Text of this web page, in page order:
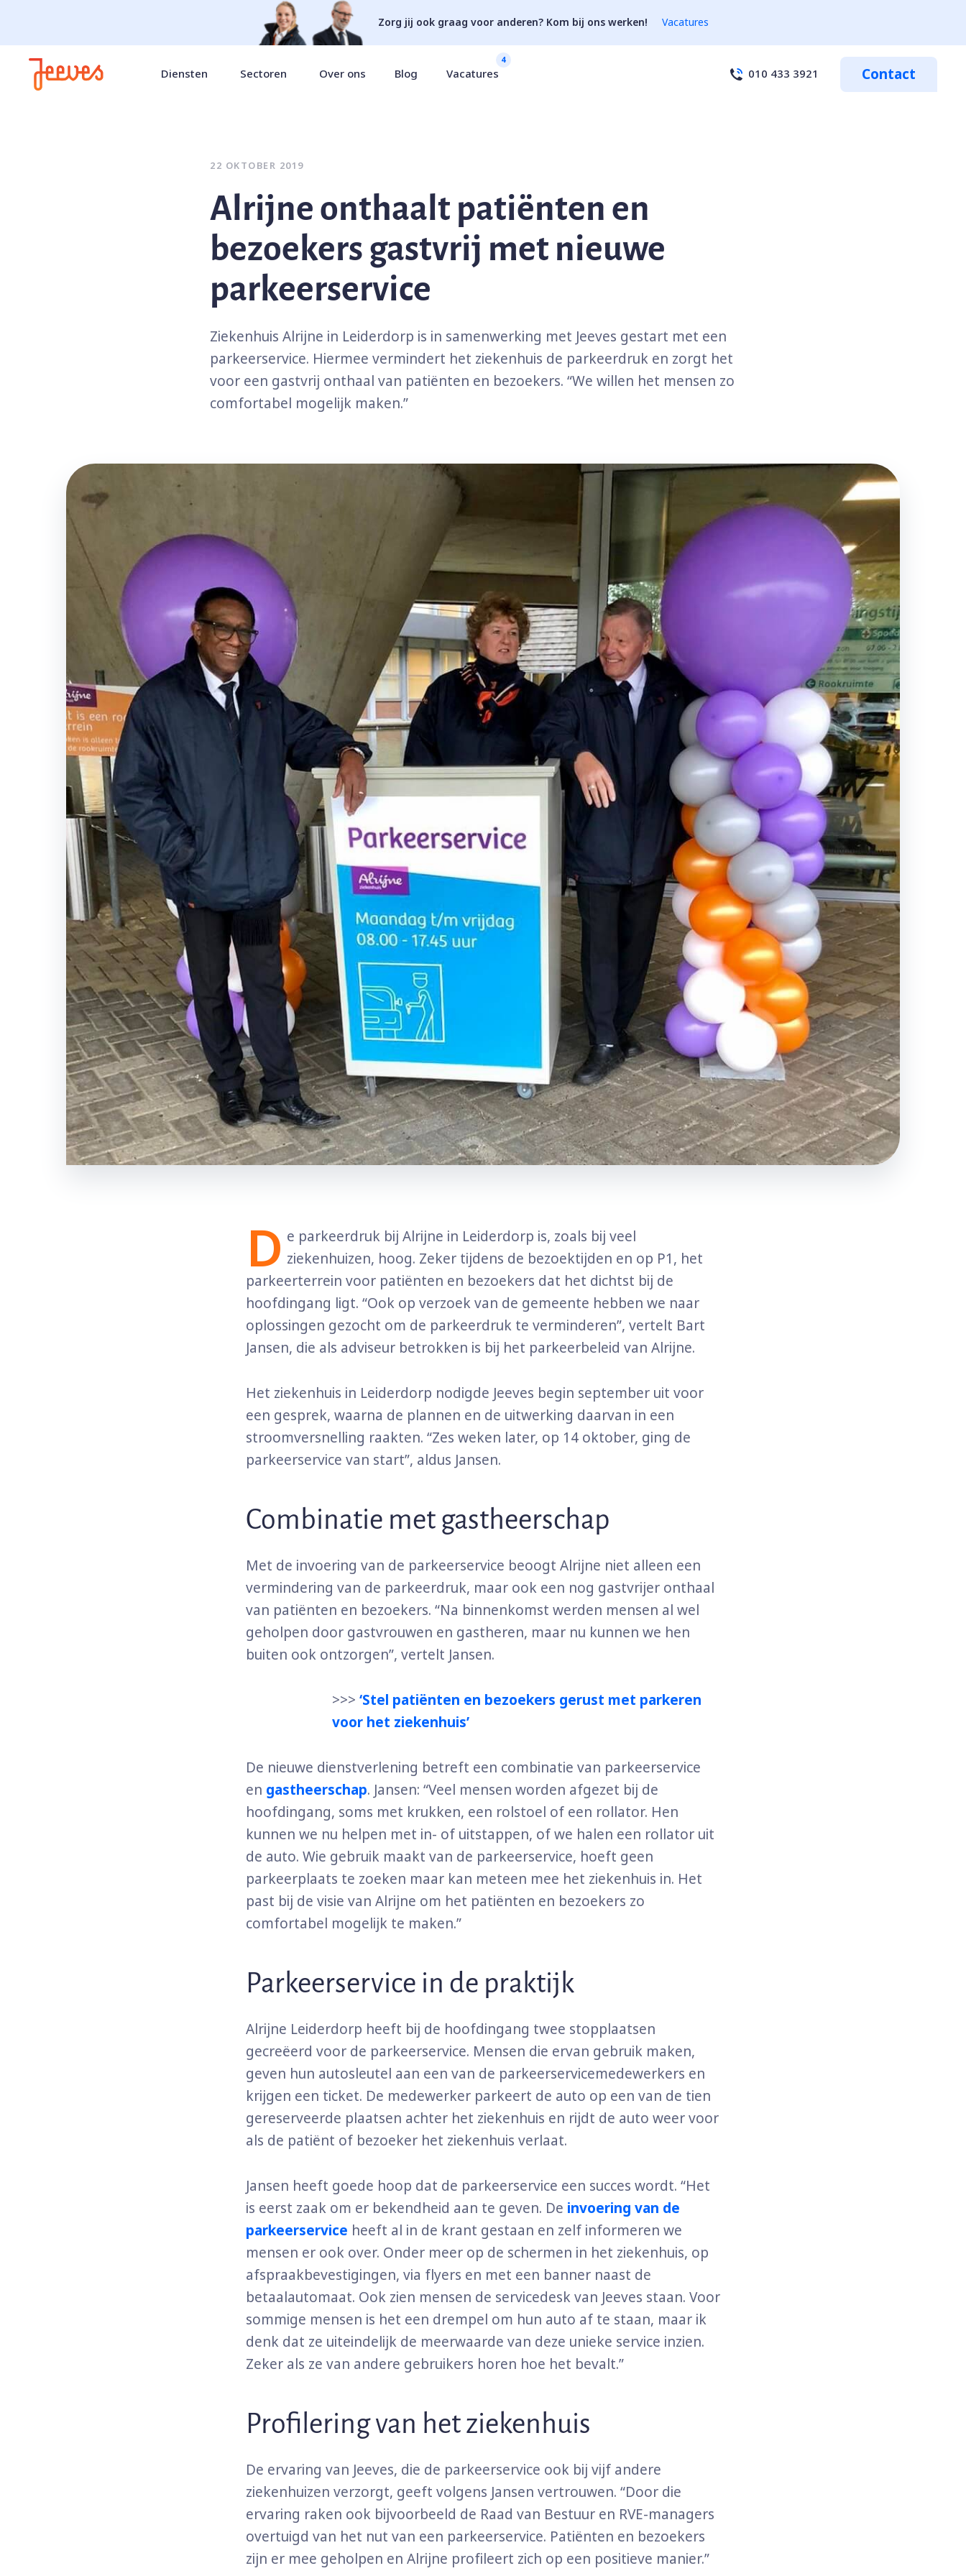
Zorg jij ook graag voor anderen? Kom bij ons werken! Vacatures
Diensten Sectoren Over ons Blog Vacatures
4
010 433 3921 Contact
22 OKTOBER 2019
Alrijne onthaalt patiënten en
bezoekers gastvrij met nieuwe
parkeerservice
Ziekenhuis Alrijne in Leiderdorp is in samenwerking met Jeeves gestart met een
parkeerservice. Hiermee vermindert het ziekenhuis de parkeerdruk en zorgt het
voor een gastvrij onthaal van patiënten en bezoekers. “We willen het mensen zo
comfortabel mogelijk maken.”
D e parkeerdruk bij Alrijne in Leiderdorp is, zoals bij veel
ziekenhuizen, hoog. Zeker tijdens de bezoektijden en op P1, het
parkeerterrein voor patiënten en bezoekers dat het dichtst bij de
hoofdingang ligt. “Ook op verzoek van de gemeente hebben we naar
oplossingen gezocht om de parkeerdruk te verminderen”, vertelt Bart
Jansen, die als adviseur betrokken is bij het parkeerbeleid van Alrijne.
Het ziekenhuis in Leiderdorp nodigde Jeeves begin september uit voor
een gesprek, waarna de plannen en de uitwerking daarvan in een
stroomversnelling raakten. “Zes weken later, op 14 oktober, ging de
parkeerservice van start”, aldus Jansen.
Combinatie met gastheerschap
Met de invoering van de parkeerservice beoogt Alrijne niet alleen een
vermindering van de parkeerdruk, maar ook een nog gastvrijer onthaal
van patiënten en bezoekers. “Na binnenkomst werden mensen al wel
geholpen door gastvrouwen en gastheren, maar nu kunnen we hen
buiten ook ontzorgen”, vertelt Jansen.
>>> ‘Stel patiënten en bezoekers gerust met parkeren
voor het ziekenhuis’
De nieuwe dienstverlening betreft een combinatie van parkeerservice
en gastheerschap. Jansen: “Veel mensen worden afgezet bij de
hoofdingang, soms met krukken, een rolstoel of een rollator. Hen
kunnen we nu helpen met in- of uitstappen, of we halen een rollator uit
de auto. Wie gebruik maakt van de parkeerservice, hoeft geen
parkeerplaats te zoeken maar kan meteen mee het ziekenhuis in. Het
past bij de visie van Alrijne om het patiënten en bezoekers zo
comfortabel mogelijk te maken.”
Parkeerservice in de praktijk
Alrijne Leiderdorp heeft bij de hoofdingang twee stopplaatsen
gecreëerd voor de parkeerservice. Mensen die ervan gebruik maken,
geven hun autosleutel aan een van de parkeerservicemedewerkers en
krijgen een ticket. De medewerker parkeert de auto op een van de tien
gereserveerde plaatsen achter het ziekenhuis en rijdt de auto weer voor
als de patiënt of bezoeker het ziekenhuis verlaat.
Jansen heeft goede hoop dat de parkeerservice een succes wordt. “Het
is eerst zaak om er bekendheid aan te geven. De invoering van de
parkeerservice heeft al in de krant gestaan en zelf informeren we
mensen er ook over. Onder meer op de schermen in het ziekenhuis, op
afspraakbevestigingen, via flyers en met een banner naast de
betaalautomaat. Ook zien mensen de servicedesk van Jeeves staan. Voor
sommige mensen is het een drempel om hun auto af te staan, maar ik
denk dat ze uiteindelijk de meerwaarde van deze unieke service inzien.
Zeker als ze van andere gebruikers horen hoe het bevalt.”
Profilering van het ziekenhuis
De ervaring van Jeeves, die de parkeerservice ook bij vijf andere
ziekenhuizen verzorgt, geeft volgens Jansen vertrouwen. “Door die
ervaring raken ook bijvoorbeeld de Raad van Bestuur en RVE-managers
overtuigd van het nut van een parkeerservice. Patiënten en bezoekers
zijn er mee geholpen en Alrijne profileert zich op een positieve manier.”